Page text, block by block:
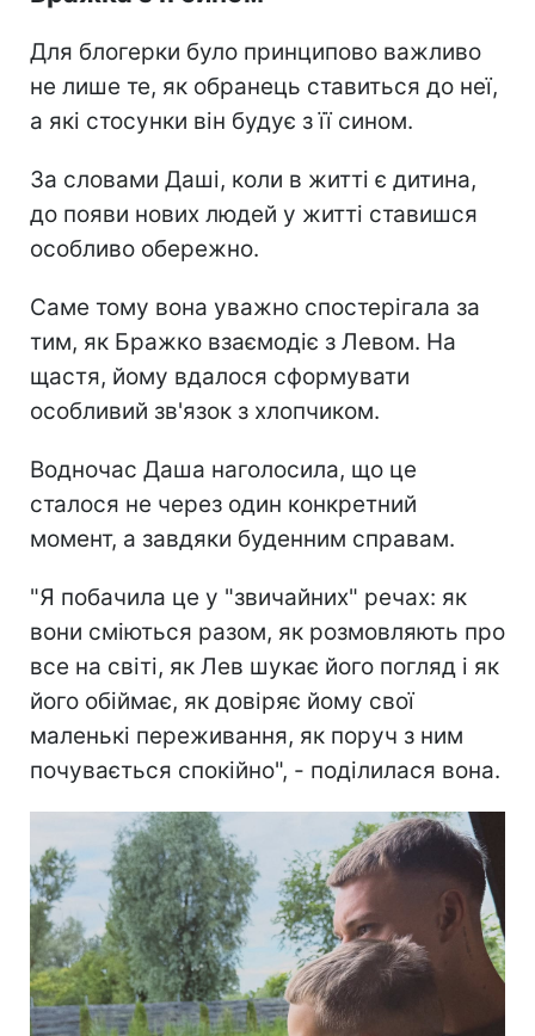
Для блогерки було принципово важливо
не лише те, як обранець ставиться до неї,
а які стосунки він будує з її сином.
За словами Даші, коли в житті є дитина,
до появи нових людей у житті ставишся
особливо обережно.
Саме тому вона уважно спостерігала за
тим, як Бражко взаємодіє з Левом. На
щастя, йому вдалося сформувати
особливий зв'язок з хлопчиком.
Водночас Даша наголосила, що це
сталося не через один конкретний
момент, а завдяки буденним справам.
"Я побачила це у "звичайних" речах: як
вони сміються разом, як розмовляють про
все на світі, як Лев шукає його погляд і як
його обіймає, як довіряє йому свої
маленькі переживання, як поруч з ним
почувається спокійно", - поділилася вона.